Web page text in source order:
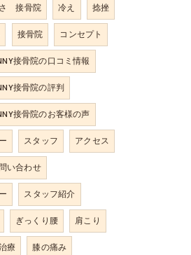
接骨院
冷え
捻挫
接骨院
コンセプト
接骨院の口コミ情報
接骨院の評判
接骨院のお客様の声
スタッフ
アクセス
い合わせ
スタッフ紹介
ぎっくり腰
肩こり
療
膝の痛み